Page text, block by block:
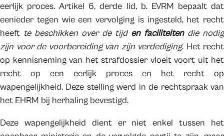
eerlijk proces. Artikel 6, derde lid, b. EVRM bepaalt dat
eenieder tegen wie een vervolging is ingesteld, het recht
heeft te beschikken over de tijd en faciliteitendie nodig
zijn voor de voorbereiding van zijn verdediging. Het recht
op kennisneming van het strafdossier vloeit voort uit het
recht op een eerlijk proces en het recht op
wapengelijkheid. Deze stelling werd in de rechtspraak van
het EHRM bij herhaling bevestigd.
Deze wapengelijkheid dient er niet enkel tussen het